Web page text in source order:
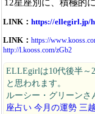
12星座別に、積極的
LINK： https://ellegirl.jp/
LINK： https://
http://l.kooss.com/zGb2
ELLEgirlは10代後半～
と思われます。
ルーシー・グリーンさ
座占い 今月の運勢 三